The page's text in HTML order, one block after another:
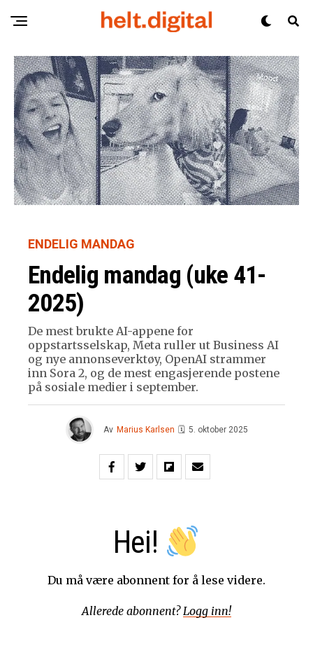
ENDELIG MANDAG
Endelig mandag (uke 41-
2025)
De mest brukte AI-appene for
oppstartsselskap, Meta ruller ut Business AI
og nye annonseverktøy, OpenAI strammer
inn Sora 2, og de mest engasjerende postene
på sosiale medier i september.
Av Marius Karlsen 🗓 5. oktober 2025
Hei!
Du må være abonnent for å lese videre.
Allerede abonnent?Logg inn!